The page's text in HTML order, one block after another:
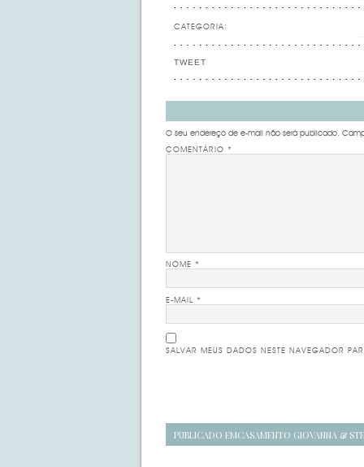
CATEGORIA:
TWEET
O seu endereço de e-mail não será publicado.
COMENTÁRIO *
NOME *
E-MAIL *
SALVAR MEUS DADOS NESTE NAVEGADOR
Navegação
PUBLICADO EMCASAMENTO GIOVANNA &